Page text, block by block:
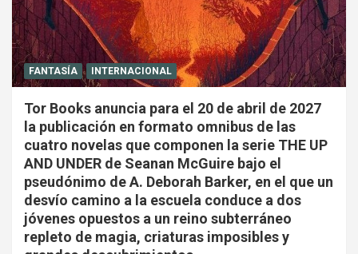
FANTASÍA INTERNACIONAL
Tor Books anuncia para el 20 de abril de 2027
la publicación en formato omnibus de las
cuatro novelas que componen la serie THE UP
AND UNDER de Seanan McGuire bajo el
pseudónimo de A. Deborah Barker, en el que un
desvío camino a la escuela conduce a dos
jóvenes opuestos a un reino subterráneo
repleto de magia, criaturas imposibles y